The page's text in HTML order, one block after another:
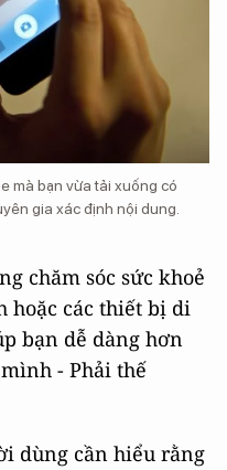
mà bạn vừa tải xuống có
gia xác định nội dung.
chăm sóc sức khoẻ
hoặc các thiết bị di
bạn dễ dàng hơn
- Phải thế
dùng cần hiểu rằng